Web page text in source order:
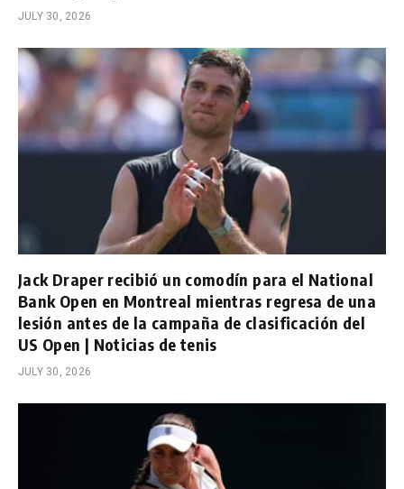
JULY 30, 2026
Jack Draper recibió un comodín para el National
Bank Open en Montreal mientras regresa de una
lesión antes de la campaña de clasificación del
US Open | Noticias de tenis
JULY 30, 2026